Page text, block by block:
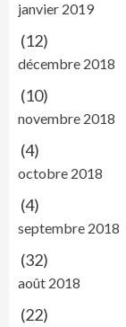
janvier 2019
(12)
décembre 2018
(10)
novembre 2018
(4)
octobre 2018
(4)
septembre 2018
(32)
août 2018
(22)